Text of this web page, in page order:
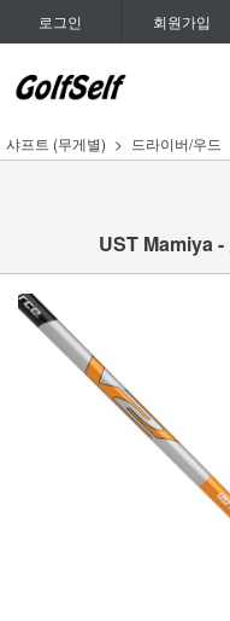
로그인 회원가입
샤프트 (무게별) 드라이버/우드
UST Mamiya